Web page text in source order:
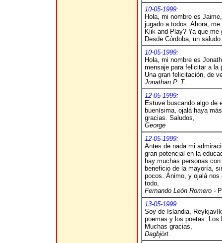
10-05-1999:
Hola, mi nombre es
jugado a todos. Ahora,
Klik and Play? Ya que
Desde Córdoba, un saludo.
10-05-1999:
Hola, mi nombre es
mensaje para felicitar a la
Una gran felicitación, de
Jonathan P. T.
12-05-1999:
Estuve buscando algo de
buenísima, ojalá haya
gracias. Saludos,
George
12-05-1999:
Antes de nada mi
gran potencial en la
hay muchas personas
beneficio de la mayoría,
pocos. Ánimo, y ojalá
todo,
Fernando León Romero -
13-05-1999:
Soy de Islandia,
poemas y los poetas. Los
Muchas gracias,
Dagbjört.